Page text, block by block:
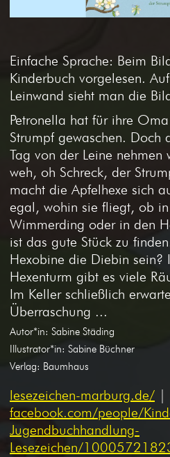
Einfache Sprache: Beim
Kinderbuch vorgelesen.
Leinwand sieht man die
Petronella hat für ihre
Strumpf gewaschen. Doch
Tag von der Leine
weh, oh Schreck, der
macht die Apfelhexe sich
egal, wohin sie fliegt, ob
Wimmerding oder in den
ist das gute Stück zu
Hexobine die Diebin sein?
Hexenturm gibt es viele
Im Keller schließlich
Überraschung ...
Autor*in: Sabine Städing
Illustrator*in: Sabine Büchner
Verlag: Baumhaus
lesezeichen-marburg.de/ |
facebook.com/people/
Jugendbuchhandlung-
Lesezeichen/